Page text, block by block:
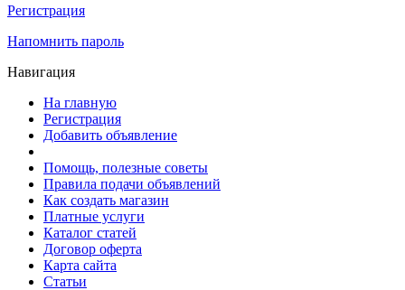
Регистрация
Напомнить пароль
Навигация
На главную
Регистрация
Добавить объявление
Помощь, полезные советы
Правила подачи объявлений
Как создать магазин
Платные услуги
Каталог статей
Договор оферта
Карта сайта
Статьи